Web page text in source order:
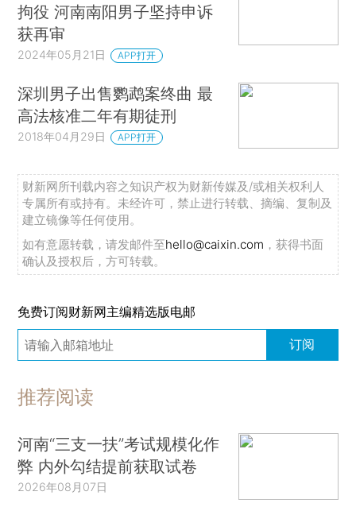
拘役 河南南阳男子坚持申诉
获再审
2024年05月21日 APP打开
深圳男子出售鹦鹉案终曲 最
高法核准二年有期徒刑
2018年04月29日 APP打开
财新网所刊载内容之知识产权为财新传媒及/或相关权利人
专属所有或持有。未经许可，禁止进行转载、摘编、复制及
建立镜像等任何使用。
如有意愿转载，请发邮件至hello@caixin.com ，获得书面
确认及授权后，方可转载。
免费订阅财新网主编精选版电邮
订阅
推荐阅读
河南“三支一扶”考试规模化作
弊 内外勾结提前获取试卷
2026年08月07日